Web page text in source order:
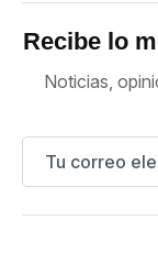
Recibe lo
Noticias,